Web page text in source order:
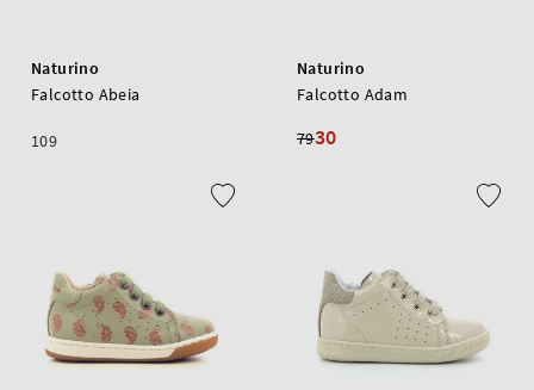
Naturino
Falcotto Abeia
109
Naturino
Falcotto Adam
7930